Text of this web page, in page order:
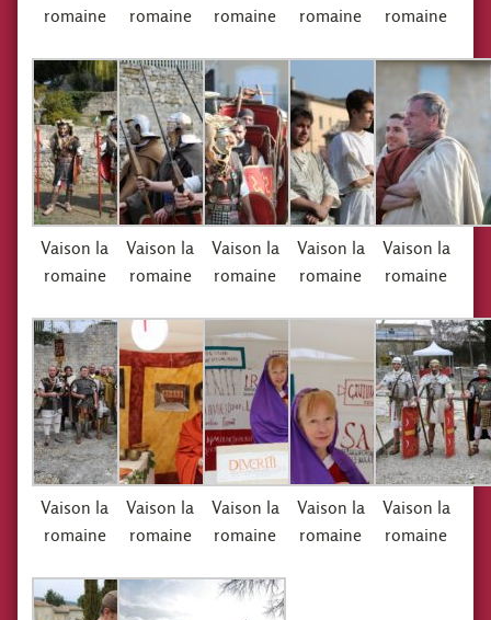
romaine
romaine
romaine
romaine
romaine
Vaison la
romaine
Vaison la
romaine
Vaison la
romaine
Vaison la
romaine
Vaison la
romaine
Vaison la
romaine
Vaison la
romaine
Vaison la
romaine
Vaison la
romaine
Vaison la
romaine